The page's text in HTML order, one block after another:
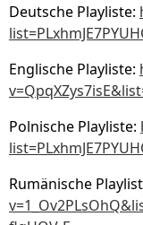
Deutsche Playliste:
Englische Playliste:
Polnische Playliste:
Rumänische